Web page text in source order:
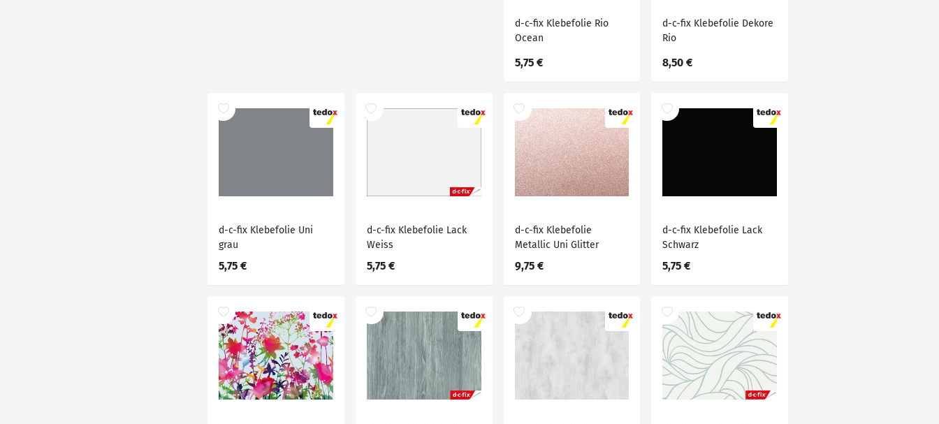
d-c-fix Klebefolie Rio
Ocean
5,75 €
d-c-fix Klebefolie Dekore
Rio
8,50 €
d-c-fix Klebefolie Uni
grau
5,75 €
d-c-fix Klebefolie Lack
Weiss
5,75 €
d-c-fix Klebefolie
Metallic Uni Glitter
9,75 €
d-c-fix Klebefolie Lack
Schwarz
5,75 €